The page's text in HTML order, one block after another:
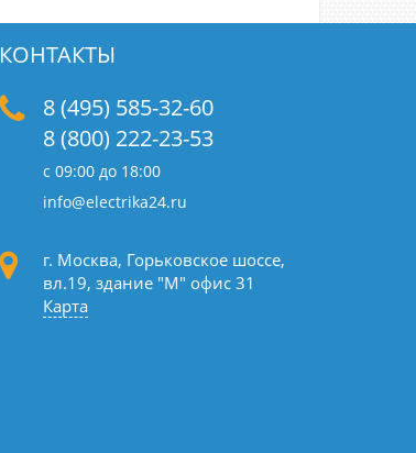
КОНТАКТЫ
8 (495) 585-32-60
8 (800) 222-23-53
с 09:00 до 18:00
info@electrika24.ru
г. Москва, Горьковское шоссе,
вл.19, здание "М" офис 31
Карта